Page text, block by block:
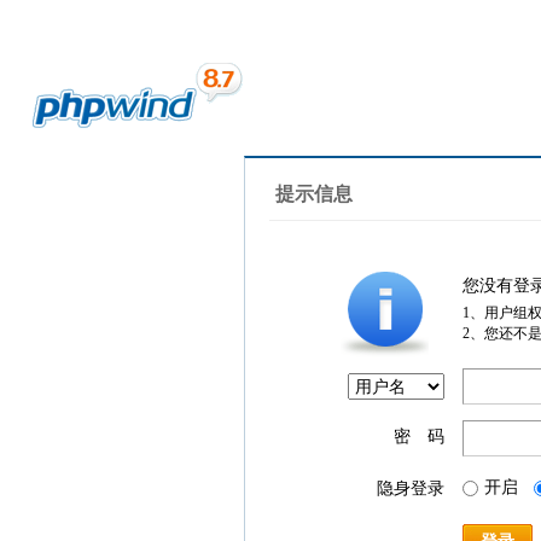
提示信息
您没有登
1、用户组
2、您还不
密 码
隐身登录 开启